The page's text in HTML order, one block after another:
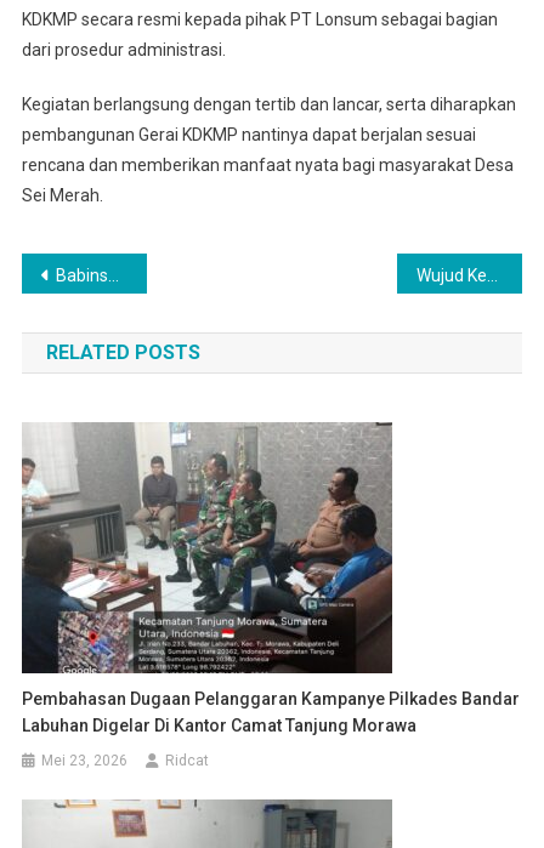
KDKMP secara resmi kepada pihak PT Lonsum sebagai bagian
dari prosedur administrasi.
Kegiatan berlangsung dengan tertib dan lancar, serta diharapkan
pembangunan Gerai KDKMP nantinya dapat berjalan sesuai
rencana dan memberikan manfaat nyata bagi masyarakat Desa
Sei Merah.
Navigasi
pos
Babinsa Laksanakan Komsos Bersama Bidan di Kantor Desa Rumah Mbacang
RELATED POSTS
Pembahasan Dugaan Pelanggaran Kampanye Pilkades Bandar
Labuhan Digelar Di Kantor Camat Tanjung Morawa
Mei 23, 2026 Ridcat